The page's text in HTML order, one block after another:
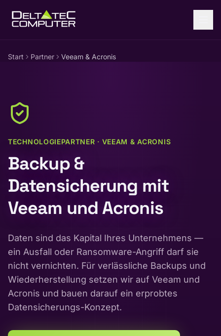
Start Partner Veeam & Acronis
TECHNOLOGIEPARTNER · VEEAM & ACRONIS
Backup &
Datensicherung mit
Veeam und Acronis
Daten sind das Kapital Ihres Unternehmens —
ein Ausfall oder Ransomware-Angriff darf sie
nicht vernichten. Für verlässliche Backups und
Wiederherstellung setzen wir auf Veeam und
Acronis und bauen darauf ein erprobtes
Datensicherungs-Konzept.